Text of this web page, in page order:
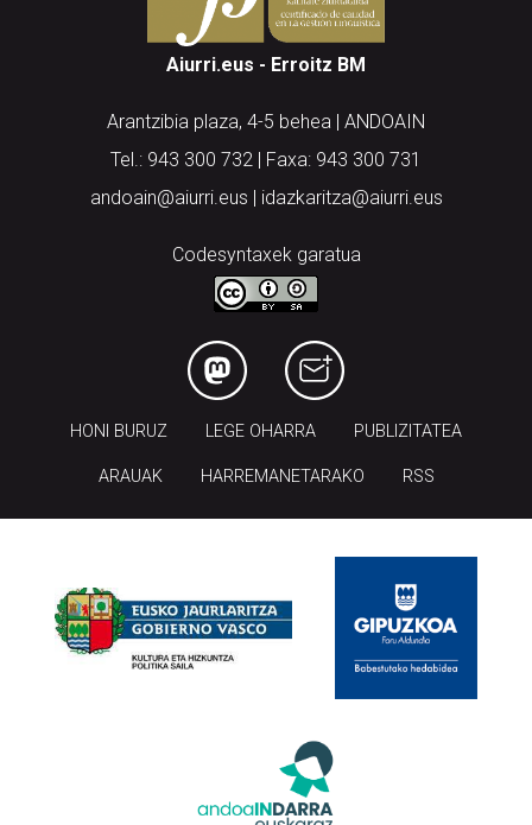
Aiurri.eus - Erroitz BM
Arantzibia plaza, 4-5 behea | ANDOAIN
Tel.: 943 300 732 | Faxa: 943 300 731
andoain@aiurri.eus | idazkaritza@aiurri.eus
Codesyntaxek garatua
HONI BURUZ LEGE OHARRA PUBLIZITATEA
ARAUAK HARREMANETARAKO RSS